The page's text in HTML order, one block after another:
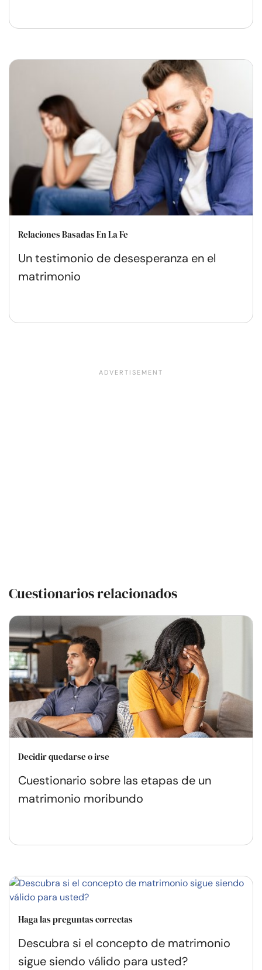
Relaciones Basadas En La Fe
Un testimonio de desesperanza en el
matrimonio
Cuestionarios relacionados
Decidir quedarse o irse
Cuestionario sobre las etapas de un
matrimonio moribundo
Haga las preguntas correctas
Descubra si el concepto de matrimonio
sigue siendo válido para usted?